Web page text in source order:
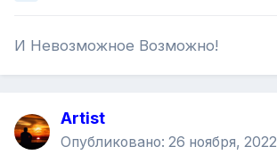
И Невозможное Возможно!
Artist
Опубликовано: 26 ноября, 2022